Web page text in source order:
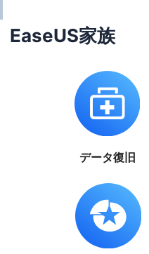
EaseUS家族
データ復旧